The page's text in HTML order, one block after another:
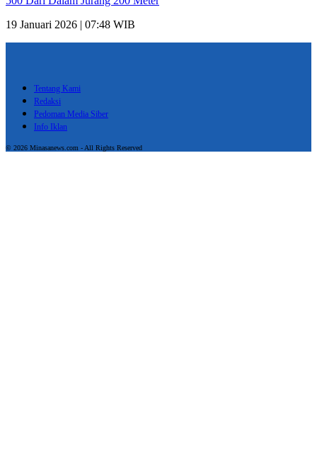
19 Januari 2026 | 07:48 WIB
Tentang Kami
Redaksi
Pedoman Media Siber
Info Iklan
© 2026 Minasanews.com - All Rights Reserved